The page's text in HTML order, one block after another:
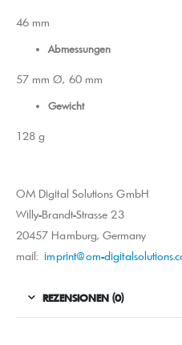
46 mm
Abmessungen
57 mm Ø, 60 mm
Gewicht
128 g
OM Digital Solutions GmbH
Willy-Brandt-Strasse 23
20457 Hamburg, Germany
mail:imprint@om-
REZENSIONEN (0)